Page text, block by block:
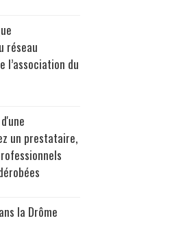
réseau
l’association du
un prestataire,
la Drôme